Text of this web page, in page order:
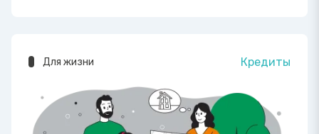
Для жизни Кредиты